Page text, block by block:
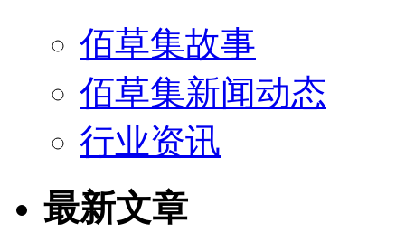
佰草集故事
佰草集新闻动态
行业资讯
最新文章